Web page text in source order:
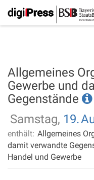
Allgemeines
Gewerbe und
Gegenstände
Samstag, 19.
enthält: Allgemeines
damit verwandte
Handel und Gewerbe